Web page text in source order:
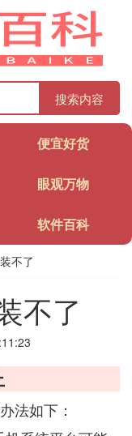
搜索内容
便宜好货
眼观万物
软件百科
不了
不了
法如下：